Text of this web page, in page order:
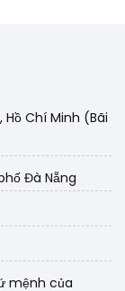
Hồ Chí Minh (Bãi
Đà Nẵng
mệnh của